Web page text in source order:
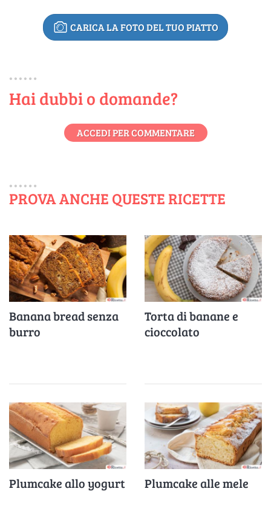
CARICA LA FOTO DEL TUO PIATTO
Hai dubbi o domande?
ACCEDI PER COMMENTARE
PROVA ANCHE QUESTE RICETTE
Banana bread senza
burro
Torta di banane e
cioccolato
Plumcake allo yogurt Plumcake alle mele